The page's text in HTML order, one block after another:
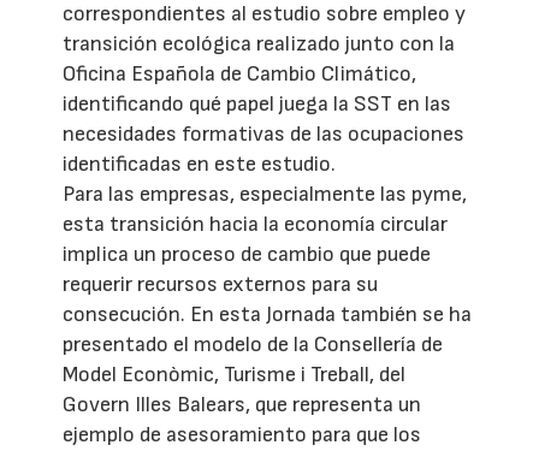
correspondientes al estudio sobre empleo y
transición ecológica realizado junto con la
Oficina Española de Cambio Climático,
identificando qué papel juega la SST en las
necesidades formativas de las ocupaciones
identificadas en este estudio.
Para las empresas, especialmente las pyme,
esta transición hacia la economía circular
implica un proceso de cambio que puede
requerir recursos externos para su
consecución. En esta Jornada también se ha
presentado el modelo de la Consellería de
Model Econòmic, Turisme i Treball, del
Govern Illes Balears, que representa un
ejemplo de asesoramiento para que los